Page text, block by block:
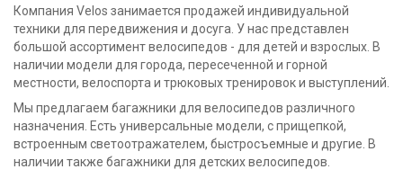
Компания Velos занимается продажей индивидуальной
техники для передвижения и досуга. У нас представлен
большой ассортимент велосипедов - для детей и взрослых. В
наличии модели для города, пересеченной и горной
местности, велоспорта и трюковых тренировок и выступлений.
Мы предлагаем багажники для велосипедов различного
назначения. Есть универсальные модели, с прищепкой,
встроенным светоотражателем, быстросъемные и другие. В
наличии также багажники для детских велосипедов.